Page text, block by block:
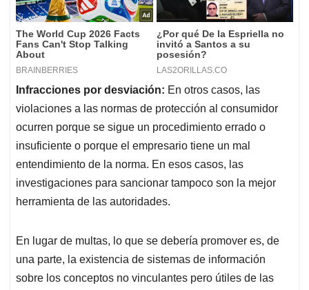
Infracciones por desviación: En otros casos, las
violaciones a las normas de protección al consumidor
ocurren porque se sigue un procedimiento errado o
insuficiente o porque el empresario tiene un mal
entendimiento de la norma. En esos casos, las
investigaciones para sancionar tampoco son la mejor
herramienta de las autoridades.
En lugar de multas, lo que se debería promover es, de
una parte, la existencia de sistemas de información
sobre los conceptos no vinculantes pero útiles de las